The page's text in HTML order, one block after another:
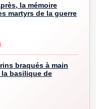
la mémoire
martyrs de la guerre
braqués à main
la basilique de